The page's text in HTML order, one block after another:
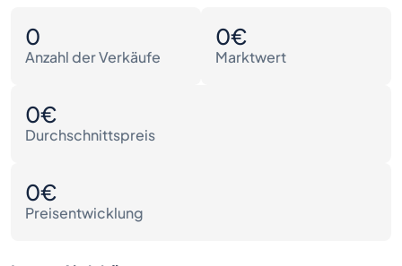
0
Anzahl der Verkäufe
0€
Marktwert
0€
Durchschnittspreis
0€
Preisentwicklung